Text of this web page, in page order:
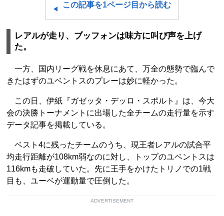
この記事を1ページ目から読む
レアルが走り、ブッフォンは味方に叫び声を上げ
た。
一方、国内リーグ戦を休息にあて、万全の態勢で臨んで
きたはずのユベントスのプレーは妙に軽かった。
この日、伊紙『ガゼッタ・デッロ・スポルト』は、今大
会の決勝トーナメントに出場した全チームの走行量を示す
データ記事を掲載している。
ベスト4に残ったチームのうち、現王者レアルの試合平
均走行距離が108km弱なのに対し、トップのユベントスは
116kmも走破していた。先に王手をかけたトリノでの1戦
目も、ユーベが運動量で圧倒した。
ADVERTISEMENT